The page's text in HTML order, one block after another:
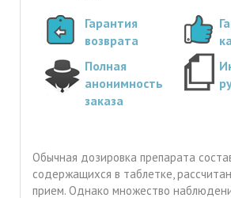
Гарантия
возврата
Полная
анонимность
заказа
Обычная дозировка препарата
содержащихся в таблетке,
прием. Однако множество